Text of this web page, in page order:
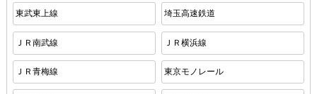
東武東上線 埼玉高速鉄道
ＪＲ南武線 ＪＲ横浜線
ＪＲ青梅線 東京モノレール